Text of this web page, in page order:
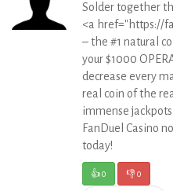
Solder together
<a href="https://
– the #1 natural
your $1000
decrease every
real coin of the
immense
FanDuel Casino
today!
👍0 👎0